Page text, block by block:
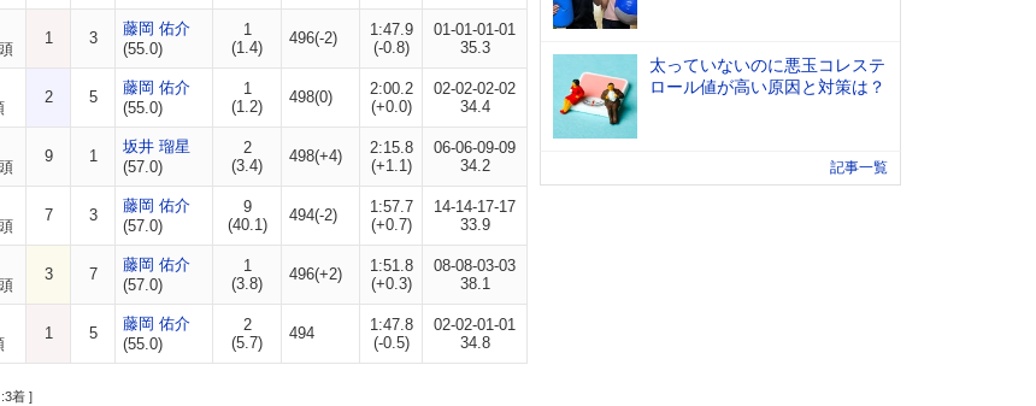
1 3
藤岡 佑介
(55.0)
1
(1.4)
496(-2)
1:47.9
(-0.8)
01-01-01-01
35.3
2 5
藤岡 佑介
(55.0)
1
(1.2)
498(0)
2:00.2
(+0.0)
02-02-02-02
34.4
9 1
坂井 瑠星
(57.0)
2
(3.4)
498(+4)
2:15.8
(+1.1)
06-06-09-09
34.2
7 3
藤岡 佑介
(57.0)
9
(40.1)
494(-2)
1:57.7
(+0.7)
14-14-17-17
33.9
3 7
藤岡 佑介
(57.0)
1
(3.8)
496(+2)
1:51.8
(+0.3)
08-08-03-03
38.1
1 5
藤岡 佑介
(55.0)
2
(5.7)
494
1:47.8
(-0.5)
02-02-01-01
34.8
:3着 ]
太っていないのに悪玉コレステ
ロール値が高い原因と対策は？
記事一覧